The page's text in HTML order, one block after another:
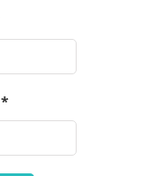
*